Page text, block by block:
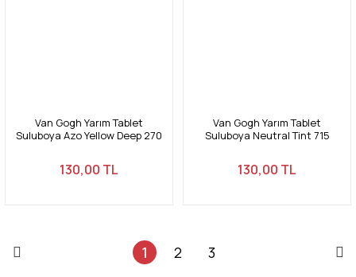
Van Gogh Yarım Tablet
Suluboya Azo Yellow Deep 270
130,00 TL
Van Gogh Yarım Tablet
Suluboya Neutral Tint 715
130,00 TL
1 2 3